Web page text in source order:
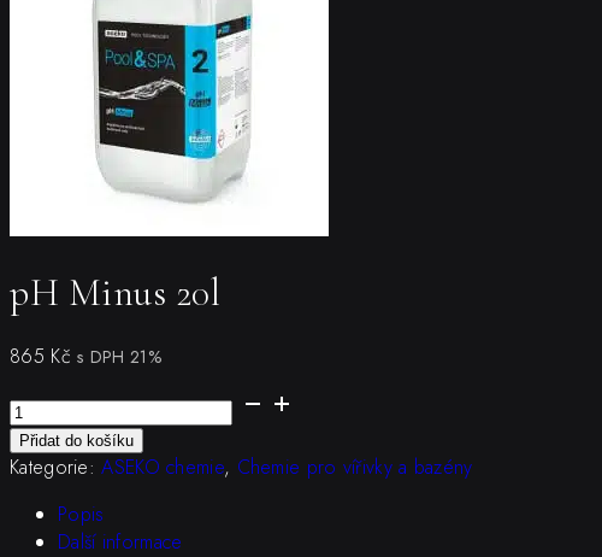
pH Minus 20l
865 Kč s DPH 21%
pH
Minus
20l
množství
Přidat do košíku
Kategorie:ASEKO chemie, Chemie pro vířivky a bazény
Popis
Další informace